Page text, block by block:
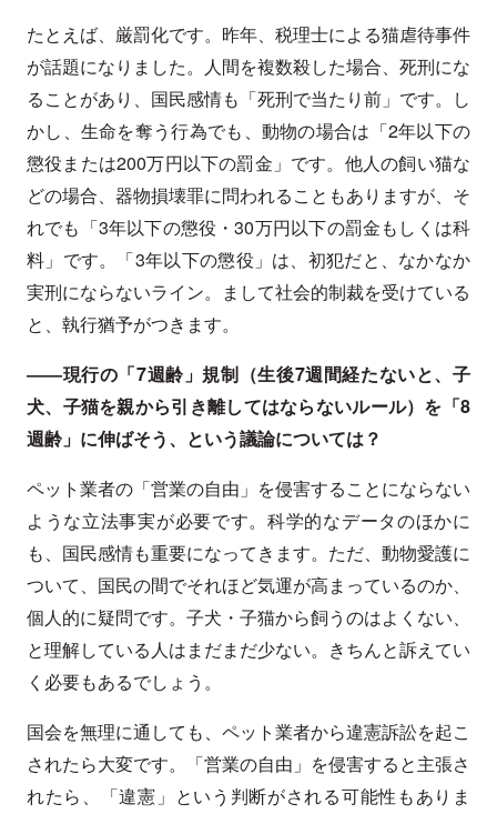
たとえば、厳罰化です。昨年、税理士による猫虐待事件
が話題になりました。人間を複数殺した場合、死刑にな
ることがあり、国民感情も「死刑で当たり前」です。し
かし、生命を奪う行為でも、動物の場合は「2年以下の
懲役または200万円以下の罰金」です。他人の飼い猫な
どの場合、器物損壊罪に問われることもありますが、そ
れでも「3年以下の懲役・30万円以下の罰金もしくは科
料」です。「3年以下の懲役」は、初犯だと、なかなか
実刑にならないライン。まして社会的制裁を受けている
と、執行猶予がつきます。
――現行の「7週齢」規制（生後7週間経たないと、子
犬、子猫を親から引き離してはならないルール）を「8
週齢」に伸ばそう、という議論については？
ペット業者の「営業の自由」を侵害することにならない
ような立法事実が必要です。科学的なデータのほかに
も、国民感情も重要になってきます。ただ、動物愛護に
ついて、国民の間でそれほど気運が高まっているのか、
個人的に疑問です。子犬・子猫から飼うのはよくない、
と理解している人はまだまだ少ない。きちんと訴えてい
く必要もあるでしょう。
国会を無理に通しても、ペット業者から違憲訴訟を起こ
されたら大変です。「営業の自由」を侵害すると主張さ
れたら、「違憲」という判断がされる可能性もありま